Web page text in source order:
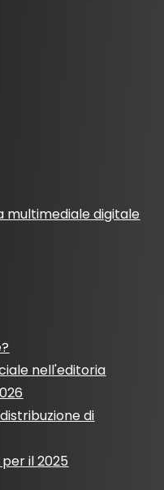
multimediale digitale
nell'editoria
di
il 2025